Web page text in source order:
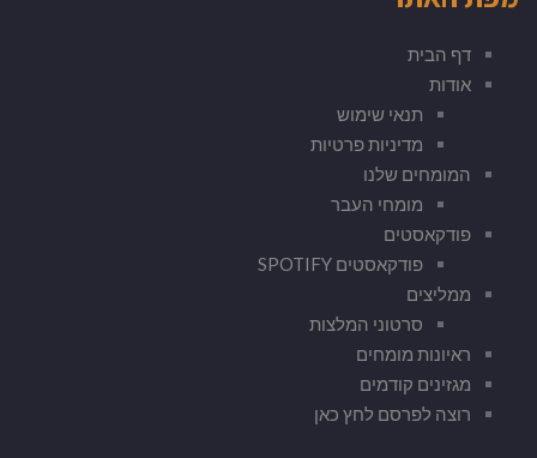
דף הבית
אודות
תנאי שימוש
מדיניות פרטיות
המומחים שלנו
מומחי העבר
פודקאסטים
פודקאסטים SPOTIFY
ממליצים
סרטוני המלצות
ראיונות מומחים
מגזינים קודמים
רוצה לפרסם לחץ כאן